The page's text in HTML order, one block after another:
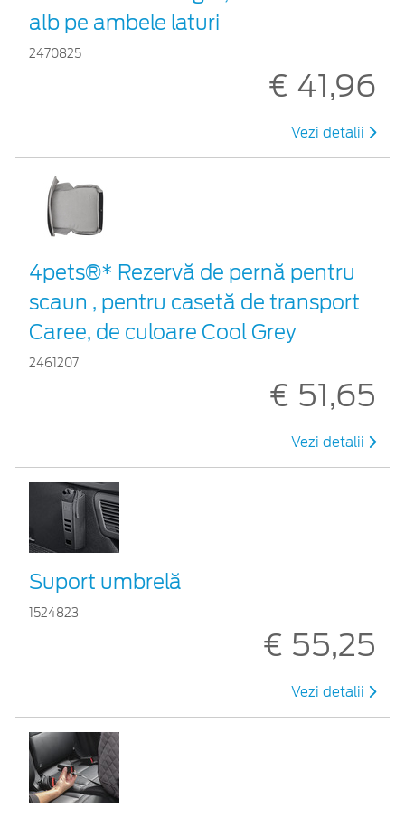
alb pe ambele laturi
2470825
€ 41,96
Vezi detalii
4pets®* Rezervă de pernă pentru
scaun , pentru casetă de transport
Caree, de culoare Cool Grey
2461207
€ 51,65
Vezi detalii
Suport umbrelă
1524823
€ 55,25
Vezi detalii